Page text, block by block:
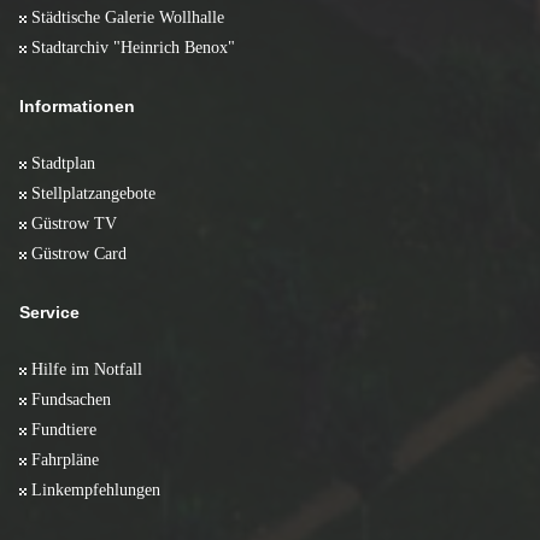
Städtische Galerie Wollhalle
Stadtarchiv "Heinrich Benox"
Informationen
Stadtplan
Stellplatzangebote
Güstrow TV
Güstrow Card
Service
Hilfe im Notfall
Fundsachen
Fundtiere
Fahrpläne
Linkempfehlungen